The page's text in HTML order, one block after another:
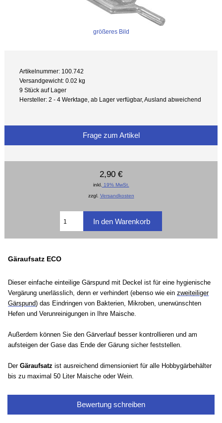
größeres Bild
Artikelnummer: 100.742
Versandgewicht: 0.02 kg
9 Stück auf Lager
Hersteller: 2 - 4 Werktage, ab Lager verfügbar, Ausland abweichend
Frage zum Artikel
2,90 €
inkl. 19% MwSt.
zzgl. Versandkosten
Gäraufsatz ECO
Dieser einfache einteilige Gärspund mit Deckel ist für eine hygienische
Vergärung unerlässlich, denn er verhindert (ebenso wie einzweiteiliger
Gärspund) das Eindringen von Bakterien, Mikroben, unerwünschten
Hefen und Verunreinigungen in Ihre Maische.
Außerdem können Sie den Gärverlauf besser kontrollieren und am
aufsteigen der Gase das Ende der Gärung sicher feststellen.
DerGäraufsatz ist ausreichend dimensioniert für alle Hobbygärbehälter
bis zu maximal 50 Liter Maische oder Wein.
Bewertung schreiben